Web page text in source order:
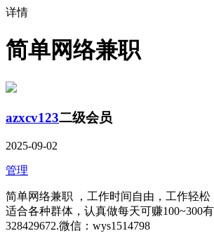
详情
简单网络兼职
azxcv123二级会员
2025-09-02
管理
简单网络兼职 ，工作时间自由，工作轻松
适合各种群体，认真做每天可赚100~300有
328429672.微信：wys1514798